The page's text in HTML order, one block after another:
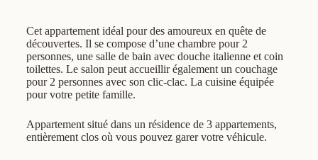
Cet appartement idéal pour des amoureux en quête de
découvertes. Il se compose d’une chambre pour 2
personnes, une salle de bain avec douche italienne et coin
toilettes. Le salon peut accueillir également un couchage
pour 2 personnes avec son clic-clac. La cuisine équipée
pour votre petite famille.
Appartement situé dans un résidence de 3 appartements,
entièrement clos où vous pouvez garer votre véhicule.